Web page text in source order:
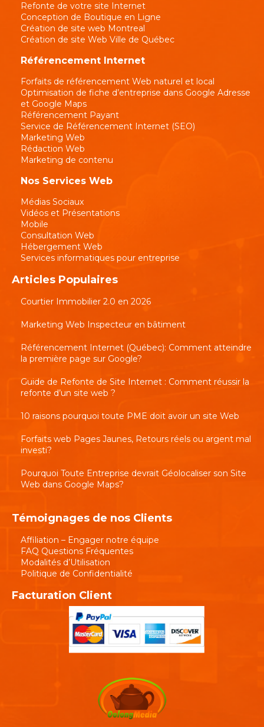
Refonte de votre site Internet
Conception de Boutique en Ligne
Création de site web Montreal
Création de site Web Ville de Québec
Référencement Internet
Forfaits de référencement Web naturel et local
Optimisation de fiche d’entreprise dans Google Adresse
et Google Maps
Référencement Payant
Service de Référencement Internet (SEO)
Marketing Web
Rédaction Web
Marketing de contenu
Nos Services Web
Médias Sociaux
Vidéos et Présentations
Mobile
Consultation Web
Hébergement Web
Services informatiques pour entreprise
Articles Populaires
Courtier Immobilier 2.0 en 2026
Marketing Web Inspecteur en bâtiment
Référencement Internet (Québec): Comment atteindre
la première page sur Google?
Guide de Refonte de Site Internet : Comment réussir la
refonte d’un site web ?
10 raisons pourquoi toute PME doit avoir un site Web
Forfaits web Pages Jaunes, Retours réels ou argent mal
investi?
Pourquoi Toute Entreprise devrait Géolocaliser son Site
Web dans Google Maps?
Témoignages de nos Clients
Affiliation – Engager notre équipe
FAQ Questions Fréquentes
Modalités d’Utilisation
Politique de Confidentialité
Facturation Client